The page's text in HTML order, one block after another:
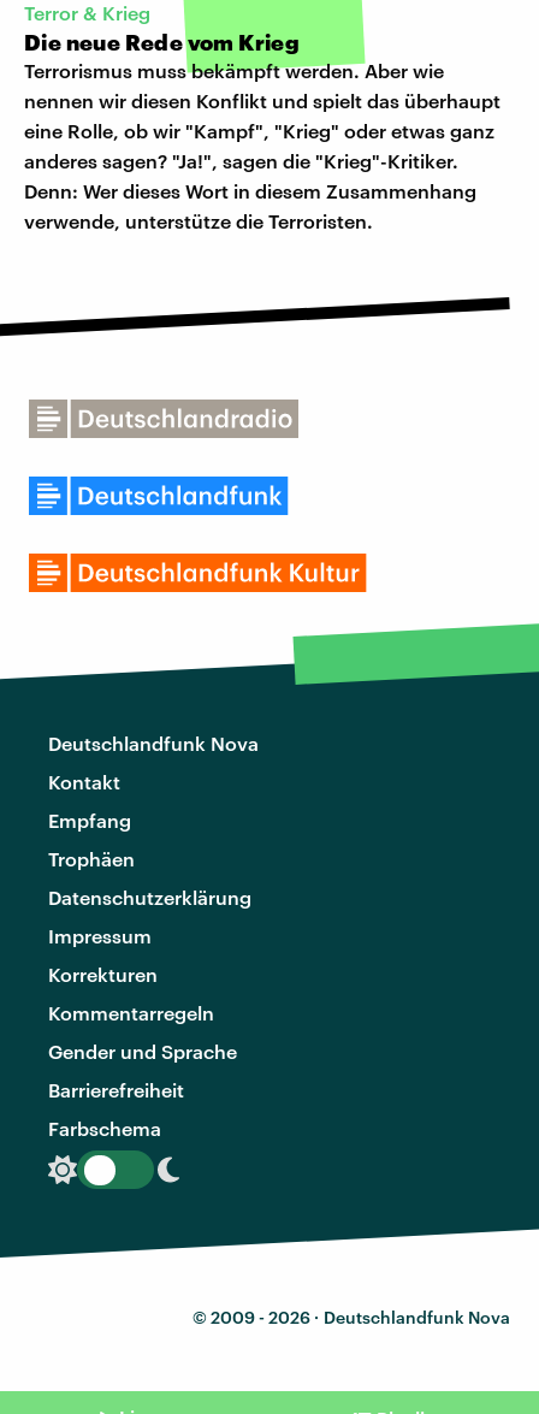
Terror & Krieg
Die neue Rede vom Krieg
Terrorismus muss bekämpft werden. Aber wie
nennen wir diesen Konflikt und spielt das überhaupt
eine Rolle, ob wir "Kampf", "Krieg" oder etwas ganz
anderes sagen? "Ja!", sagen die "Krieg"-Kritiker.
Denn: Wer dieses Wort in diesem Zusammenhang
verwende, unterstütze die Terroristen.
Deutschlandfunk Nova
Kontakt
Empfang
Trophäen
Datenschutzerklärung
Impressum
Korrekturen
Kommentarregeln
Gender und Sprache
Barrierefreiheit
Farbschema
© 2009 - 2026 · Deutschlandfunk Nova